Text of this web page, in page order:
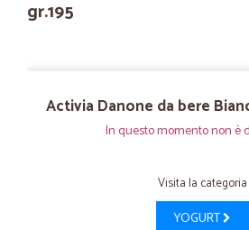
gr.195
Activia Danone da bere
In questo momento non è
Visita la categoria
YOGURT